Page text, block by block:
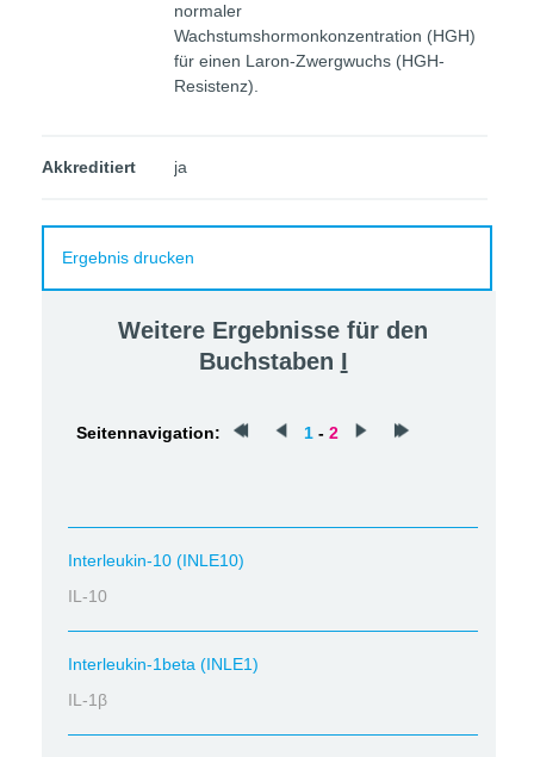
normaler
Wachstumshormonkonzentration (HGH)
für einen Laron-Zwergwuchs (HGH-
Resistenz).
Akkreditiert ja
Ergebnis drucken
Weitere Ergebnisse für den
Buchstaben I
Seitennavigation: 1 - 2
Interleukin-10 (INLE10)
IL-10
Interleukin-1beta (INLE1)
IL-1β